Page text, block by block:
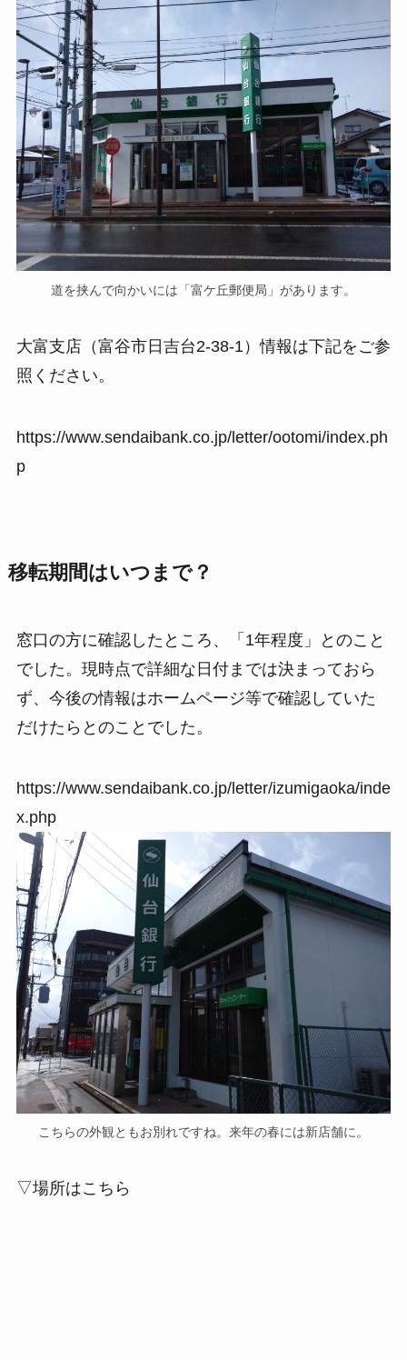
道を挟んで向かいには「富ケ丘郵便局」があります。
大富支店（富谷市日吉台2-38-1）情報は下記をご参
照ください。
https://www.sendaibank.co.jp/letter/ootomi/index.ph
p
移転期間はいつまで？
窓口の方に確認したところ、「1年程度」とのこと
でした。現時点で詳細な日付までは決まっておら
ず、今後の情報はホームページ等で確認していた
だけたらとのことでした。
https://www.sendaibank.co.jp/letter/izumigaoka/inde
x.php
こちらの外観ともお別れですね。来年の春には新店舗に。
▽場所はこちら